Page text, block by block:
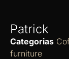
Patrick
Categorias
furniture